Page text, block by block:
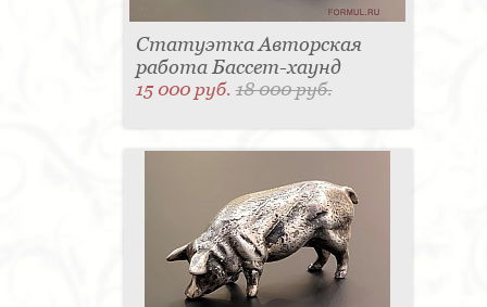
Статуэтка Авторская
работа Бассет-хаунд
15 000 руб.18 000 руб.